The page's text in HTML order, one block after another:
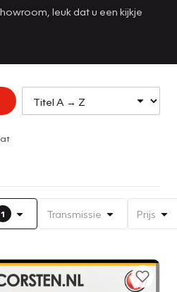
leuk dat u een kijkje
1 Transmissie Prijs